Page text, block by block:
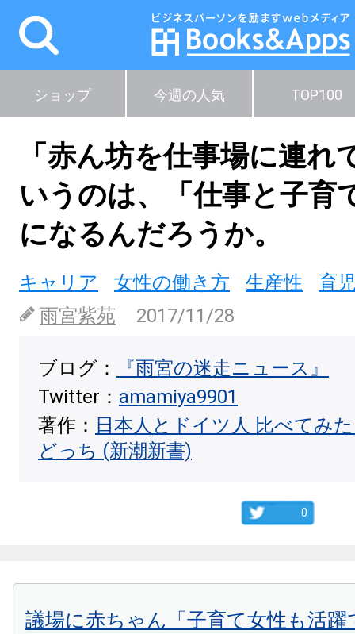
ショップ 今週の人気 TOP100
「赤ん坊を仕事場に連れ
いうのは、「仕事と子育
になるんだろうか。
キャリア 女性の働き方 生産性
育
雨宮紫苑
2017/11/28
ブログ：
『雨宮の迷走ニュース』
Twitter： amamiya9901
著作： 日本人とドイツ人 比べてみ
どっち (新潮新書)
0
議場に赤ちゃん「子育て女性も活